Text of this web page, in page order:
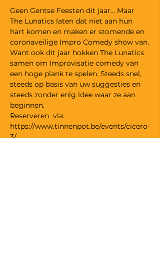
Geen Gentse Feesten dit jaar... Maar
The Lunatics laten dat niet aan hun
hart komen en maken er stomende en
coronaveilige Impro Comedy show van.
Want ook dit jaar hokken The Lunatics
samen om Improvisatie comedy van
een hoge plank te spelen. Steeds snel,
steeds op basis van uw suggesties en
steeds zonder enig idee waar ze aan
beginnen.
Reserveren  via:
https://www.tinnenpot.be/events/cicero-
3/